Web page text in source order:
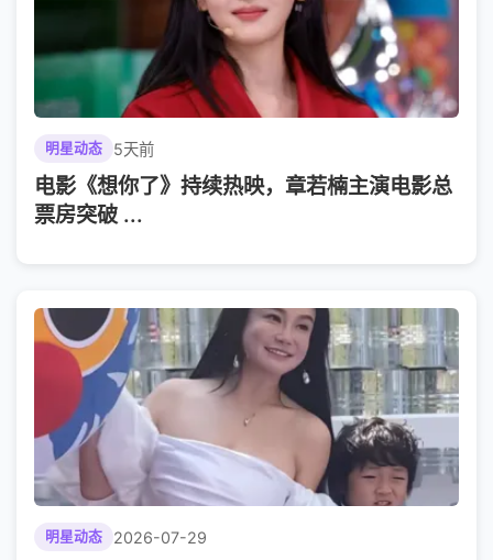
明星动态 5天前
电影《想你了》持续热映，章若楠主演电影总
票房突破 ...
明星动态 2026-07-29